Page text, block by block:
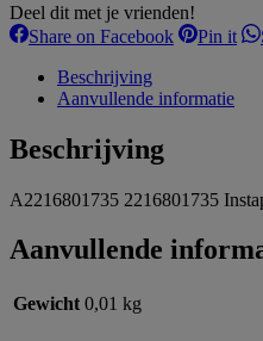
Deel dit met je vrienden!
Share on FacebookSharePin it
Beschrijving
Aanvullende informatie
Beschrijving
A2216801735 2216801735
Aanvullende
Gewicht 0,01 kg